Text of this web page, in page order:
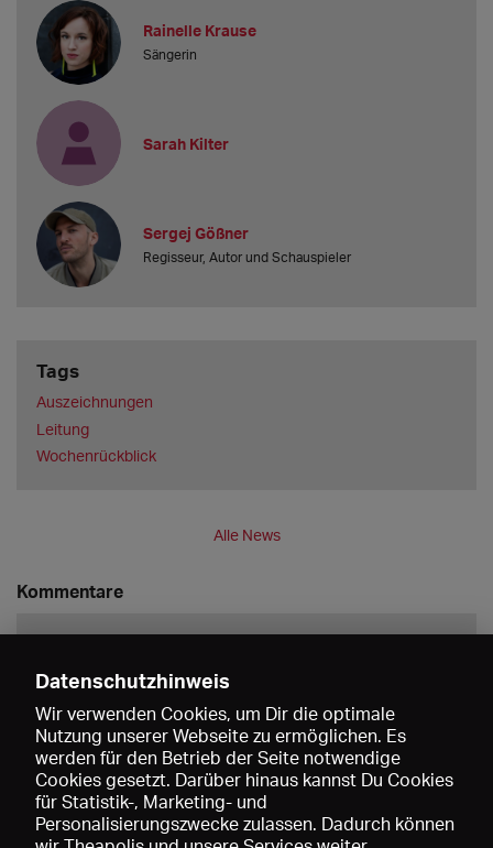
Rainelle Krause
Sängerin
Sarah Kilter
Sergej Gößner
Regisseur, Autor und Schauspieler
Tags
Auszeichnungen
Leitung
Wochenrückblick
Alle News
Kommentare
Speichern
Datenschutzhinweis
Wir verwenden Cookies, um Dir die optimale
Nutzung unserer Webseite zu ermöglichen. Es
werden für den Betrieb der Seite notwendige
Cookies gesetzt. Darüber hinaus kannst Du Cookies
für Statistik-, Marketing- und
Personalisierungszwecke zulassen. Dadurch können